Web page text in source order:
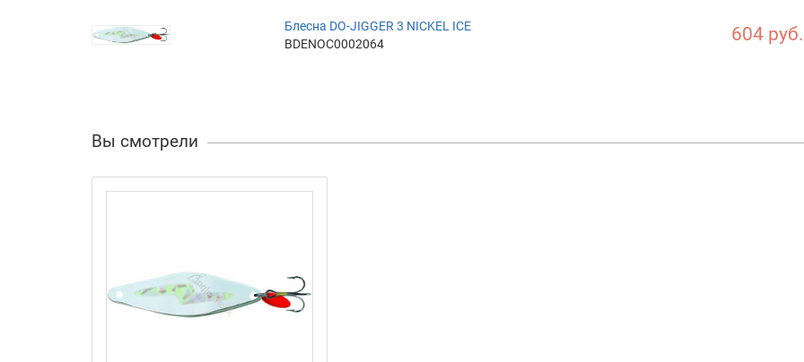
Блесна DO-JIGGER 3 NICKEL ICE
BDENOC0002064
604 руб.
Вы смотрели